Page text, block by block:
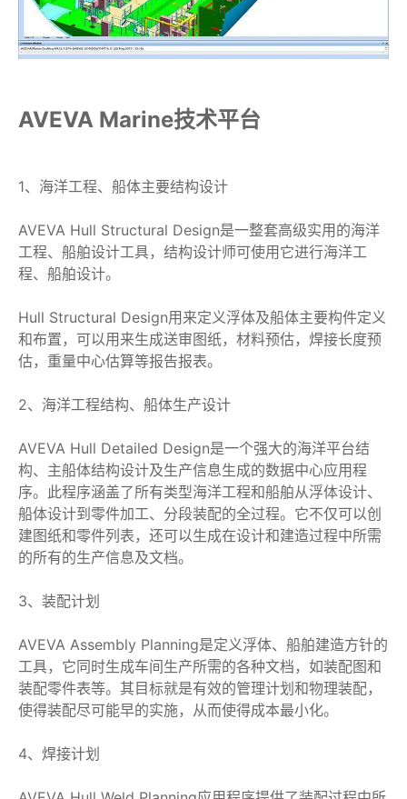
AVEVA Marine技术平台
1、海洋工程、船体主要结构设计
AVEVA Hull Structural Design是一整套高级实用的海洋
工程、船舶设计工具，结构设计师可使用它进行海洋工
程、船舶设计。
Hull Structural Design用来定义浮体及船体主要构件定义
和布置，可以用来生成送审图纸，材料预估，焊接长度预
估，重量中心估算等报告报表。
2、海洋工程结构、船体生产设计
AVEVA Hull Detailed Design是一个强大的海洋平台结
构、主船体结构设计及生产信息生成的数据中心应用程
序。此程序涵盖了所有类型海洋工程和船舶从浮体设计、
船体设计到零件加工、分段装配的全过程。它不仅可以创
建图纸和零件列表，还可以生成在设计和建造过程中所需
的所有的生产信息及文档。
3、装配计划
AVEVA Assembly Planning是定义浮体、船舶建造方针的
工具，它同时生成车间生产所需的各种文档，如装配图和
装配零件表等。其目标就是有效的管理计划和物理装配，
使得装配尽可能早的实施，从而使得成本最小化。
4、焊接计划